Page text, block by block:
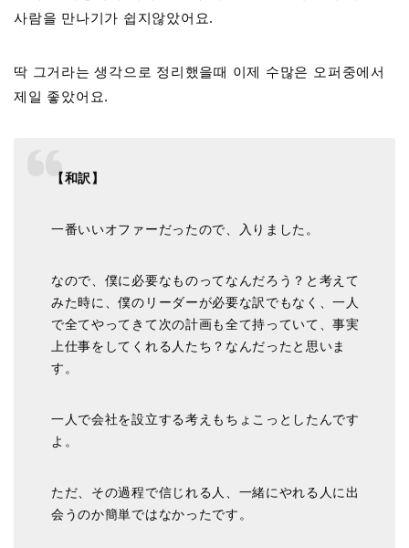
사람을 만나기가 쉽지않았어요.
딱 그거라는 생각으로 정리했을때 이제 수많은 오퍼중에서
제일 좋았어요.
【和訳】
一番いいオファーだったので、入りました。
なので、僕に必要なものってなんだろう？と考えて
みた時に、僕のリーダーが必要な訳でもなく、一人
で全てやってきて次の計画も全て持っていて、事実
上仕事をしてくれる人たち？なんだったと思いま
す。
一人で会社を設立する考えもちょこっとしたんです
よ。
ただ、その過程で信じれる人、一緒にやれる人に出
会うのか簡単ではなかったです。